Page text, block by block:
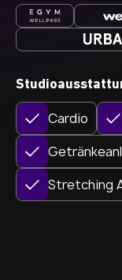
Cardio
Stretching